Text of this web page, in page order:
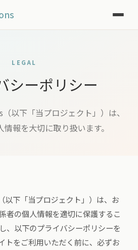
LEGAL
シーポリシー
以下「当プロジェクト」）は、
報を大切に取り扱います。
下「当プロジェクト」）は、お
者の個人情報を適切に保護するこ
、以下のプライバシーポリシーを
トをご利用いただく前に、必ずお